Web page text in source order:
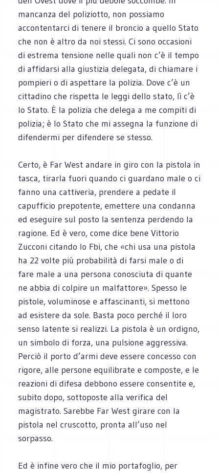
mancanza del poliziotto, non possiamo
accontentarci di tenere il broncio a quello Stato
che non è altro da noi stessi. Ci sono occasioni
di estrema tensione nelle quali non c’è il tempo
di affidarsi alla giustizia delegata, di chiamare i
pompieri o di aspettare la polizia. Dove c’è un
cittadino che rispetta le leggi dello stato, lì c’è
lo Stato. È la polizia che delega a me compiti di
polizia; è lo Stato che mi assegna la funzione di
difendermi per difendere se stesso.
Certo, è Far West andare in giro con la pistola in
tasca, tirarla fuori quando ci guardano male o ci
fanno una cattiveria, prendere a pedate il
capufficio prepotente, emettere una condanna
ed eseguire sul posto la sentenza perdendo la
ragione. Ed è vero, come dice bene Vittorio
Zucconi citando lo Fbi, che «chi usa una pistola
ha 22 volte più probabilità di farsi male o di
fare male a una persona conosciuta di quante
ne abbia di colpire un malfattore». Spesso le
pistole, voluminose e affascinanti, si mettono
ad esistere da sole. Basta poco perché il loro
senso latente si realizzi. La pistola è un ordigno,
un simbolo di forza, una pulsione aggressiva.
Perciò il porto d’armi deve essere concesso con
rigore, alle persone equilibrate e composte, e le
reazioni di difesa debbono essere consentite e,
subito dopo, sottoposte alla verifica del
magistrato. Sarebbe Far West girare con la
pistola nel cruscotto, pronta all’uso nel
sorpasso.
Ed è infine vero che il mio portafoglio, per